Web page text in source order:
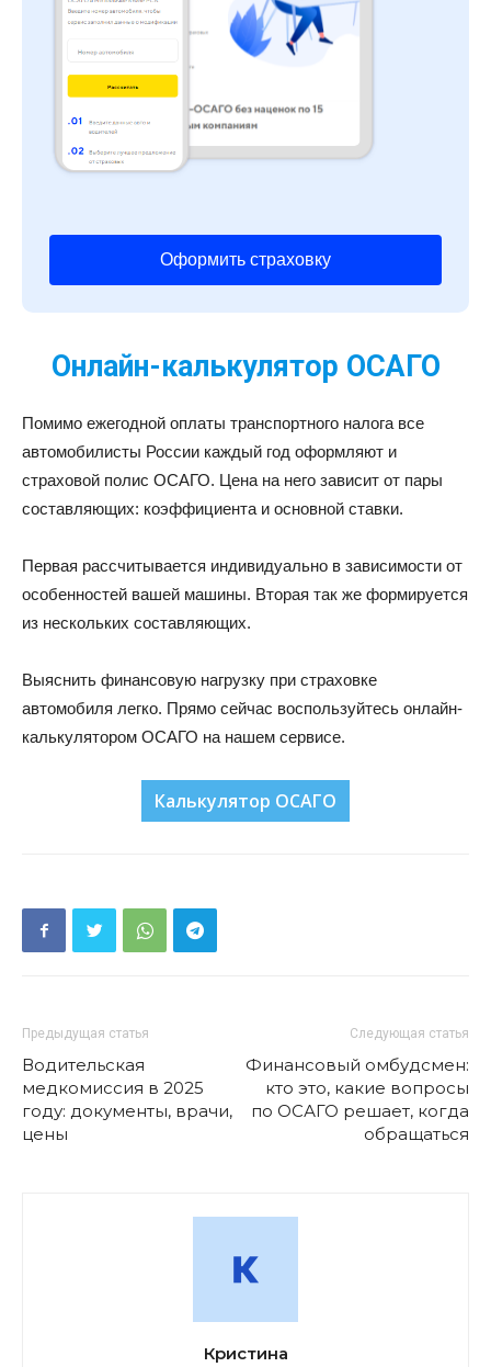
Оформить страховку
Онлайн-калькулятор ОСАГО
Помимо ежегодной оплаты транспортного налога все
автомобилисты России каждый год оформляют и
страховой полис ОСАГО. Цена на него зависит от пары
составляющих: коэффициента и основной ставки.
Первая рассчитывается индивидуально в зависимости от
особенностей вашей машины. Вторая так же формируется
из нескольких составляющих.
Выяснить финансовую нагрузку при страховке
автомобиля легко. Прямо сейчас воспользуйтесь онлайн-
калькулятором ОСАГО на нашем сервисе.
Калькулятор ОСАГО
Предыдущая статья
Водительская
медкомиссия в 2025
году: документы, врачи,
цены
Следующая статья
Финансовый омбудсмен:
кто это, какие вопросы
по ОСАГО решает, когда
обращаться
Кристина